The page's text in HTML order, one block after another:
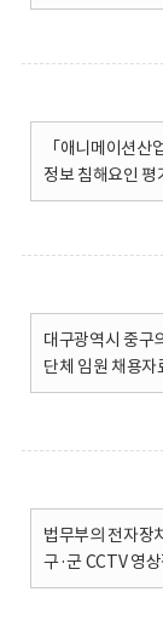
「애니메이션산
정보 침해요인 평
대구광역시 중구
단체 임원 채용자
법무부의 전자장
구·군 CCTV 영